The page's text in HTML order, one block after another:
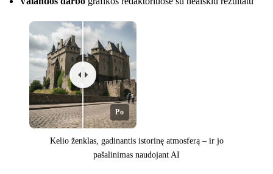
Po
Kelio ženklas, gadinantis istorinę atmosferą – ir jo
pašalinimas naudojant AI